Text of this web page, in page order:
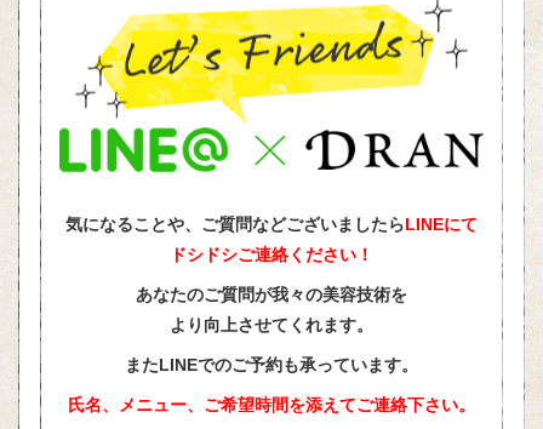
気になることや、ご質問などございましたら LINEにて
ドシドシご連絡ください！
あなたのご質問が我々の美容技術を
より向上させてくれます。
またLINEでのご予約も承っています。
氏名、メニュー、ご希望時間を添えてご連絡下さい。